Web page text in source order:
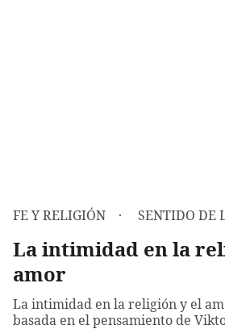
FE Y RELIGIÓN SENTIDO DE
La intimidad en la
amor
La intimidad en la religión y el
basada en el pensamiento de